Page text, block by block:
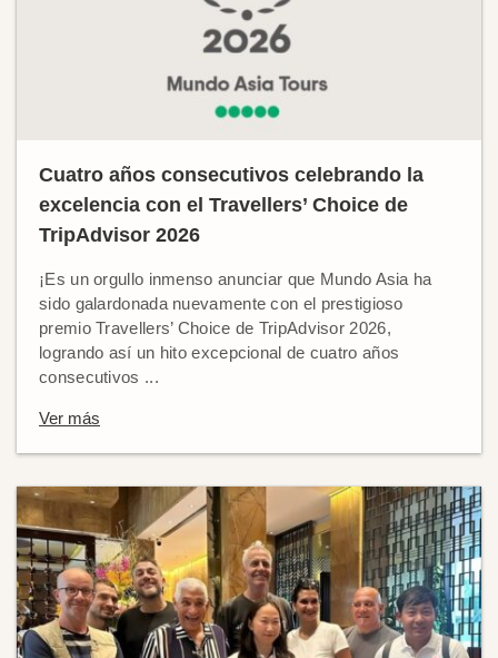
Cuatro años consecutivos celebrando la
excelencia con el Travellers’ Choice de
TripAdvisor 2026
¡Es un orgullo inmenso anunciar que Mundo Asia ha
sido galardonada nuevamente con el prestigioso
premio Travellers’ Choice de TripAdvisor 2026,
logrando así un hito excepcional de cuatro años
consecutivos ...
Ver más